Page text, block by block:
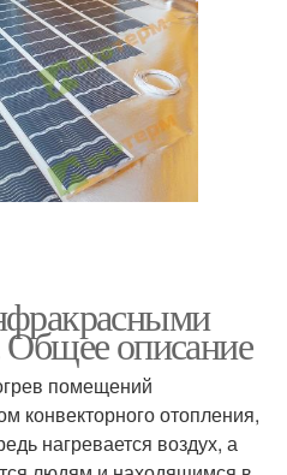
Общее описание
помещений
конвекторного отопления,
нагревается воздух, а